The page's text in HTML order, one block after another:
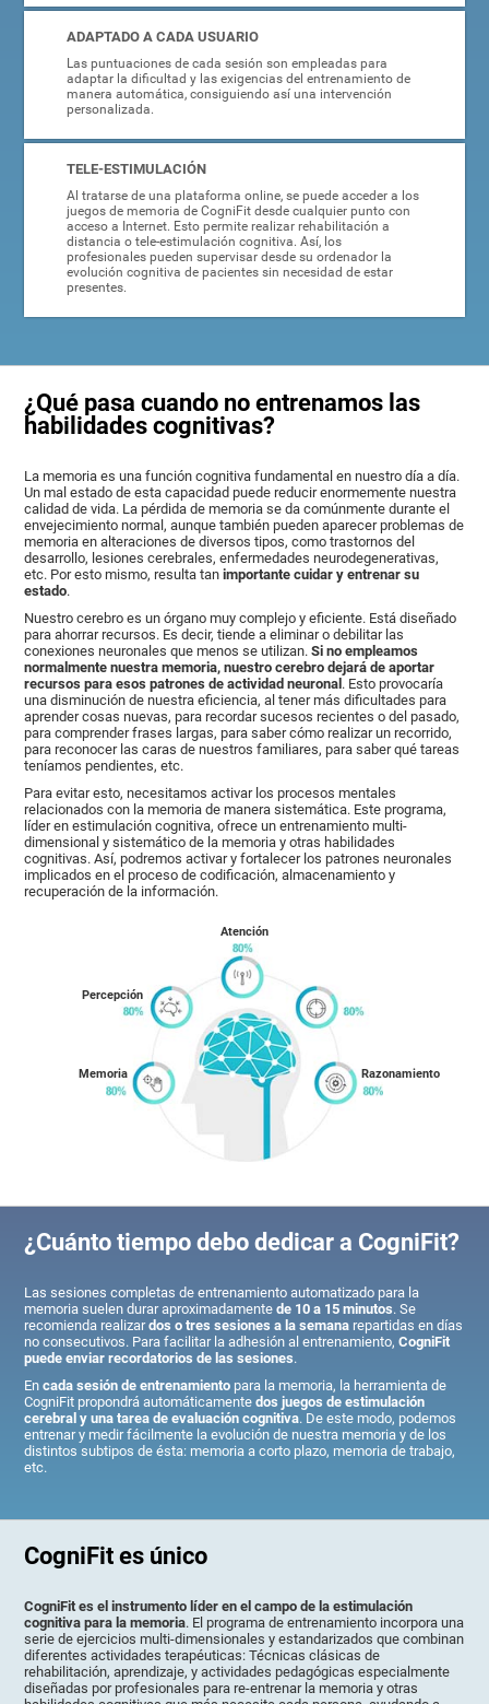
ADAPTADO A CADA USUARIO
Las puntuaciones de cada sesión son empleadas para
adaptar la dificultad y las exigencias del entrenamiento de
manera automática, consiguiendo así una intervención
personalizada.
TELE-ESTIMULACIÓN
Al tratarse de una plataforma online, se puede acceder a los
juegos de memoria de CogniFit desde cualquier punto con
acceso a Internet. Esto permite realizar rehabilitación a
distancia o tele-estimulación cognitiva. Así, los
profesionales pueden supervisar desde su ordenador la
evolución cognitiva de pacientes sin necesidad de estar
presentes.
¿Qué pasa cuando no entrenamos las
habilidades cognitivas?
La memoria es una función cognitiva fundamental en nuestro día a día.
Un mal estado de esta capacidad puede reducir enormemente nuestra
calidad de vida. La pérdida de memoria se da comúnmente durante el
envejecimiento normal, aunque también pueden aparecer problemas de
memoria en alteraciones de diversos tipos, como trastornos del
desarrollo, lesiones cerebrales, enfermedades neurodegenerativas,
etc. Por esto mismo, resulta tanimportante cuidar y entrenar su
estado.
Nuestro cerebro es un órgano muy complejo y eficiente. Está diseñado
para ahorrar recursos. Es decir, tiende a eliminar o debilitar las
conexiones neuronales que menos se utilizan.Si no empleamos
normalmente nuestra memoria, nuestro cerebro dejará de aportar
recursos para esos patrones de actividad neuronal. Esto provocaría
una disminución de nuestra eficiencia, al tener más dificultades para
aprender cosas nuevas, para recordar sucesos recientes o del pasado,
para comprender frases largas, para saber cómo realizar un recorrido,
para reconocer las caras de nuestros familiares, para saber qué tareas
teníamos pendientes, etc.
Para evitar esto, necesitamos activar los procesos mentales
relacionados con la memoria de manera sistemática. Este programa,
líder en estimulación cognitiva, ofrece un entrenamiento multi-
dimensional y sistemático de la memoria y otras habilidades
cognitivas. Así, podremos activar y fortalecer los patrones neuronales
implicados en el proceso de codificación, almacenamiento y
recuperación de la información.
Memoria
Percepción
Atención
Razonamiento
¿Cuánto tiempo debo dedicar a CogniFit?
Las sesiones completas de entrenamiento automatizado para la
memoria suelen durar aproximadamentede 10 a 15 minutos. Se
recomienda realizardos o tres sesiones a la semana repartidas en días
no consecutivos. Para facilitar la adhesión al entrenamiento,CogniFit
puede enviar recordatorios de las sesiones.
Encada sesión de entrenamiento para la memoria, la herramienta de
CogniFit propondrá automáticamentedos juegos de estimulación
cerebral y una tarea de evaluación cognitiva. De este modo, podemos
entrenar y medir fácilmente la evolución de nuestra memoria y de los
distintos subtipos de ésta: memoria a corto plazo, memoria de trabajo,
etc.
CogniFit es único
CogniFit es el instrumento líder en el campo de la estimulación
cognitiva para la memoria. El programa de entrenamiento incorpora una
serie de ejercicios multi-dimensionales y estandarizados que combinan
diferentes actividades terapéuticas: Técnicas clásicas de
rehabilitación, aprendizaje, y actividades pedagógicas especialmente
diseñadas por profesionales para re-entrenar la memoria y otras